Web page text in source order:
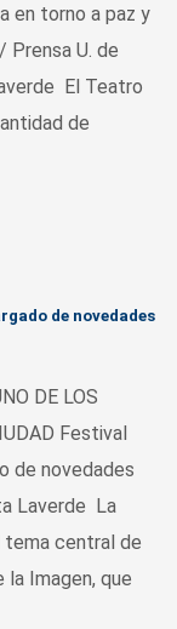
en torno a paz y
Prensa U. de
El Teatro
de
de novedades
DE LOS
Festival
de novedades
Laverde La
central de
Imagen, que